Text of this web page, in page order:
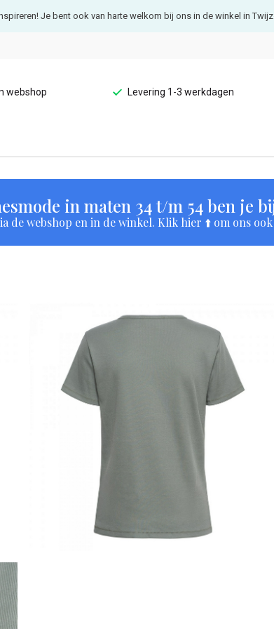
Je bent ook van harte welkom bij ons in de winkel in
webshop Levering 1-3 werkdagen
in maten 34 t/m 54 ben je
de webshop en in de winkel. Klik hier ⬆️ om ons